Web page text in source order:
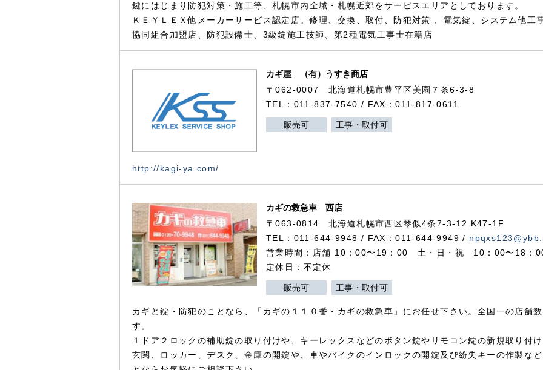
鍵にはじまり防犯対策・施工等、札幌市内全域・札幌近郊をサービスエリアとしております。
ＫＥＹＬＥＸ他メーカーサービス認定店。修理、交換、取付、防犯対策 、電気錠、システム他工
協同組合加盟店、防犯設備士、3級錠施工技師、第2種電気工事士在籍店
カギ屋 （有）うすき商店
〒062-0007 北海道札幌市豊平区美園７条6-3-8
TEL：011-837-7540 / FAX：011-817-0611
販売可 工事・取付可
http://kagi-ya.com/
カギの救急車 西店
〒063-0814 北海道札幌市西区琴似4条7-3-12 K47-1F
TEL：011-644-9948 / FAX：011-644-9949 /
営業時間：店舗 10：00〜19：00 土・日・祝 10：00〜18：
定休日：不定休
販売可 工事・取付可
カギと錠・防犯のことなら、「カギの１１０番・カギの救急車」にお任せ下さい。全国一の店舗
す。
１ドア２ロックの補助錠の取り付けや、キーレックスなどのボタン錠やリモコン錠の新規取り付
玄関、ロッカー、デスク、金庫の開錠や、車やバイクのインロックの開錠及び紛失キーの作製な